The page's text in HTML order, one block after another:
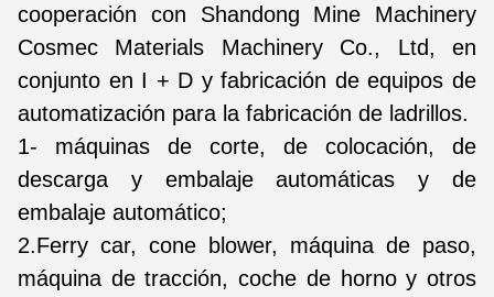
cooperación con Shandong Mine Machinery
Cosmec Materials Machinery Co., Ltd, en
conjunto en I + D y fabricación de equipos de
automatización para la fabricación de ladrillos.
1- máquinas de corte, de colocación, de
descarga y embalaje automáticas y de
embalaje automático;
2.Ferry car, cone blower, máquina de paso,
máquina de tracción, coche de horno y otros